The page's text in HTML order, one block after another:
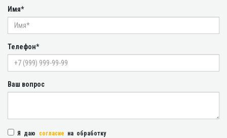
Имя*
Телефон*
Ваш вопрос
Я даю согласие на обработку